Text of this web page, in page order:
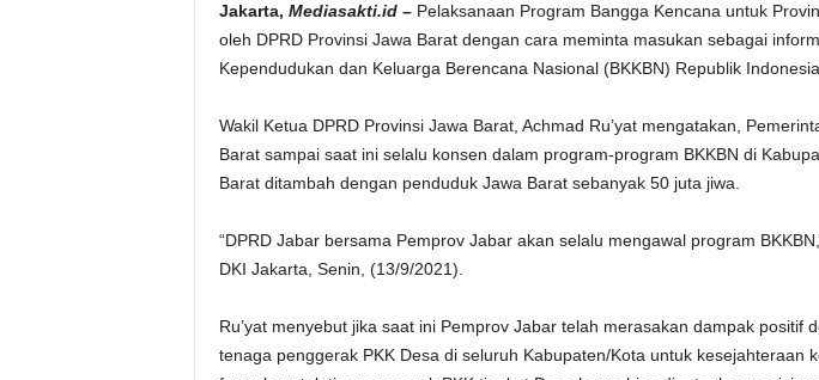
Jakarta, Mediasakti.id – Pelaksanaan Program Bangga Kencana untuk
oleh DPRD Provinsi Jawa Barat dengan cara meminta masukan sebagai
Kependudukan dan Keluarga Berencana Nasional (BKKBN) Republik Indonesia.
Wakil Ketua DPRD Provinsi Jawa Barat, Achmad Ru’yat mengatakan,
Barat sampai saat ini selalu konsen dalam program-program BKKBN di
Barat ditambah dengan penduduk Jawa Barat sebanyak 50 juta jiwa.
“DPRD Jabar bersama Pemprov Jabar akan selalu mengawal program
DKI Jakarta, Senin, (13/9/2021).
Ru’yat menyebut jika saat ini Pemprov Jabar telah merasakan dampak positif
tenaga penggerak PKK Desa di seluruh Kabupaten/Kota untuk kesejahteraan